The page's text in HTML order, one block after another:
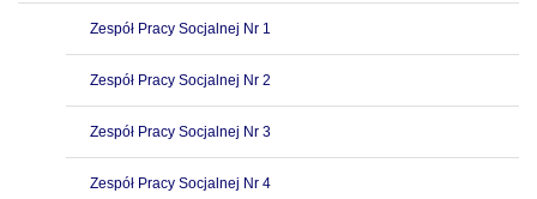
Zespół Pracy Socjalnej Nr 1
Zespół Pracy Socjalnej Nr 2
Zespół Pracy Socjalnej Nr 3
Zespół Pracy Socjalnej Nr 4